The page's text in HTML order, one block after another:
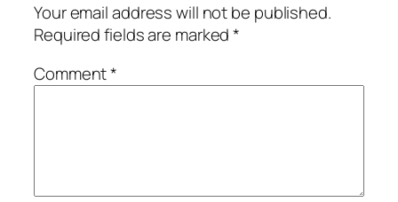
Your email address will not be published.
Required fields are marked*
Comment*